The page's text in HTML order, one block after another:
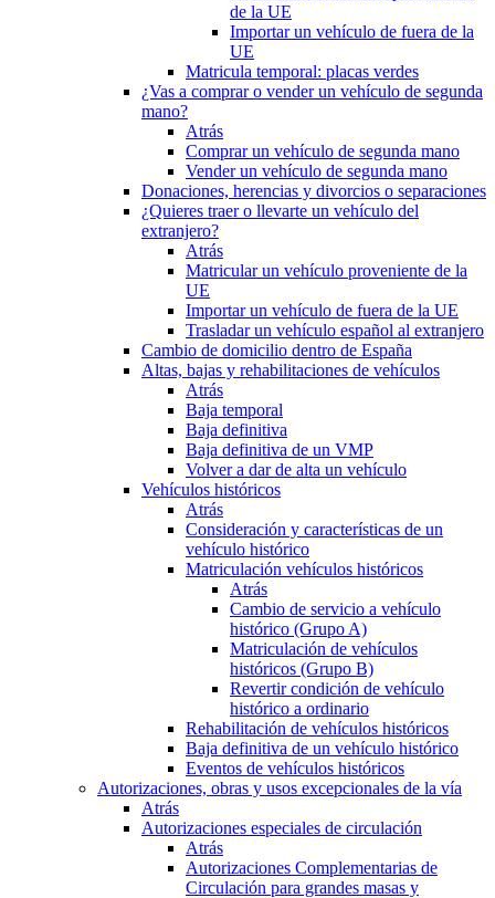
de la UE
Importar un vehículo de fuera de la
UE
Matricula temporal: placas verdes
¿Vas a comprar o vender un vehículo de segunda
mano?
Atrás
Comprar un vehículo de segunda mano
Vender un vehículo de segunda mano
Donaciones, herencias y divorcios o separaciones
¿Quieres traer o llevarte un vehículo del
extranjero?
Atrás
Matricular un vehículo proveniente de la
UE
Importar un vehículo de fuera de la UE
Trasladar un vehículo español al extranjero
Cambio de domicilio dentro de España
Altas, bajas y rehabilitaciones de vehículos
Atrás
Baja temporal
Baja definitiva
Baja definitiva de un VMP
Volver a dar de alta un vehículo
Vehículos históricos
Atrás
Consideración y características de un
vehículo histórico
Matriculación vehículos históricos
Atrás
Cambio de servicio a vehículo
histórico (Grupo A)
Matriculación de vehículos
históricos (Grupo B)
Revertir condición de vehículo
histórico a ordinario
Rehabilitación de vehículos históricos
Baja definitiva de un vehículo histórico
Eventos de vehículos históricos
Autorizaciones, obras y usos excepcionales de la vía
Atrás
Autorizaciones especiales de circulación
Atrás
Autorizaciones Complementarias de
Circulación para grandes masas y